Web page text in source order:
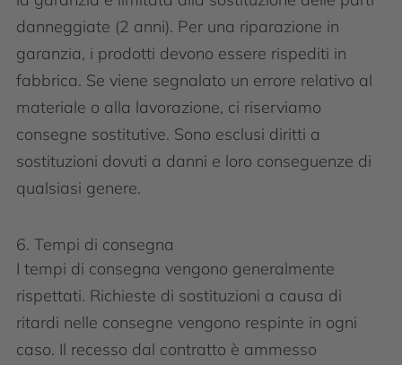
danneggiate (2 anni). Per una riparazione in
garanzia, i prodotti devono essere rispediti in
fabbrica. Se viene segnalato un errore relativo al
materiale o alla lavorazione, ci riserviamo
consegne sostitutive. Sono esclusi diritti a
sostituzioni dovuti a danni e loro conseguenze di
qualsiasi genere.
6. Tempi di consegna
I tempi di consegna vengono generalmente
rispettati. Richieste di sostituzioni a causa di
ritardi nelle consegne vengono respinte in ogni
caso. Il recesso dal contratto è ammesso